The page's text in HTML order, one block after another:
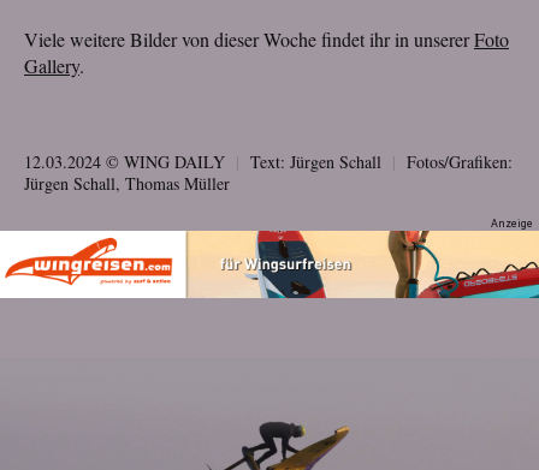
Viele weitere Bilder von dieser Woche findet ihr in unsererFoto
Gallery.
12.03.2024 © WING DAILY | Text: Jürgen Schall | Fotos/Grafiken:
Jürgen Schall, Thomas Müller